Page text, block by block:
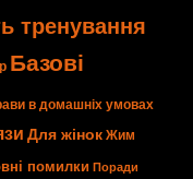
тренування
Базові
в домашніх умовах
Для жінокЖим
помилки Поради